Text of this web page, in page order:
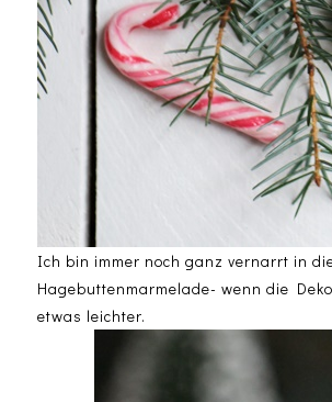
Ich bin immer noch ganz vernarrt in
Hagebuttenmarmelade- wenn die
etwas leichter.